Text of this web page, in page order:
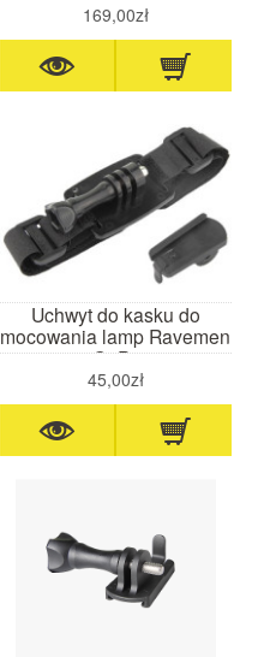
169,00zł
Uchwyt do kasku do
mocowania lamp Ravemen
i GoPro
45,00zł